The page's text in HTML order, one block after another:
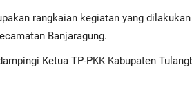
rangkaian kegiatan yang
Banjaragung.
Ketua TP-PKK Kabupaten